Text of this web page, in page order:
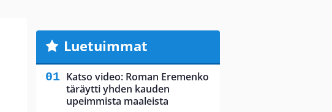
Luetuimmat
Katso video: Roman Eremenko
täräytti yhden kauden
upeimmista maaleista